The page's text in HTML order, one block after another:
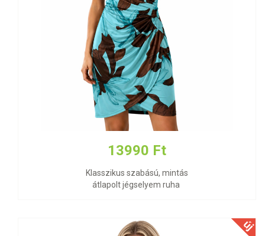
13990 Ft
Klasszikus szabású, mintás
átlapolt jégselyem ruha